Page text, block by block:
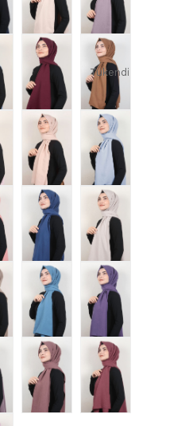
Tükendi